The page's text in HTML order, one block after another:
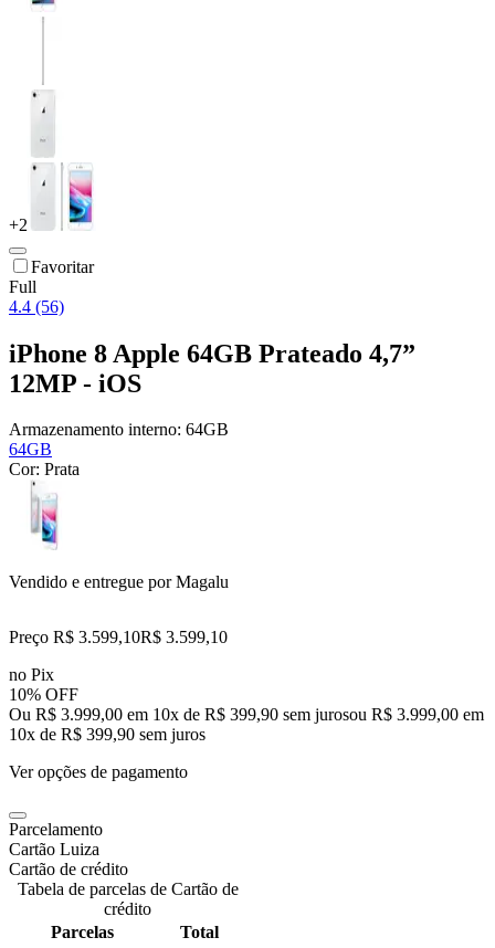
+2
Favoritar
Full
4.4 (56)
iPhone 8 Apple 64GB Prateado 4,7”
12MP - iOS
Armazenamento interno: 64GB
64GB
Cor: Prata
Vendido e entregue por Magalu
Preço R$ 3.599,10R$ 3.599,10
no Pix
10% OFF
Ou R$ 3.999,00 em 10x de R$ 399,90 sem jurosou R$ 3.999,00 em
10x de R$ 399,90 sem juros
Ver opções de pagamento
Parcelamento
Cartão Luiza
Cartão de crédito
Tabela de parcelas de Cartão de
crédito
Parcelas
Total